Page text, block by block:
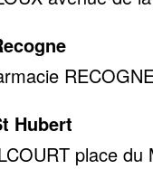
Hubert
place